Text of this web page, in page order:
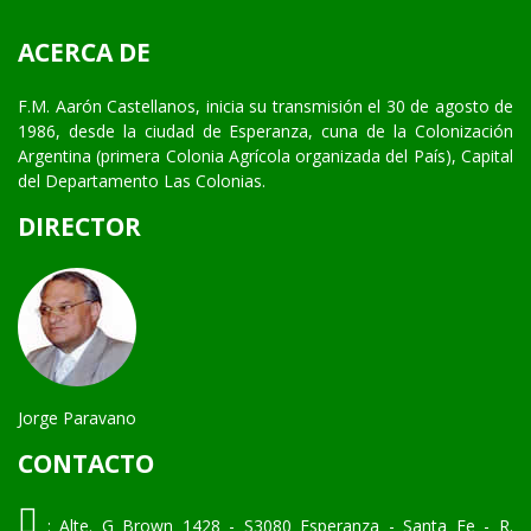
ACERCA DE
F.M. Aarón Castellanos, inicia su transmisión el 30 de agosto de
1986, desde la ciudad de Esperanza, cuna de la Colonización
Argentina (primera Colonia Agrícola organizada del País), Capital
del Departamento Las Colonias.
DIRECTOR
Jorge Paravano
CONTACTO
: Alte. G Brown 1428 - S3080 Esperanza - Santa Fe - R.